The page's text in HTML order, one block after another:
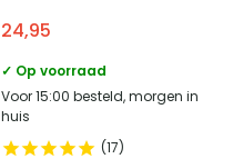
24,95
✓ Op voorraad
Voor 15:00 besteld, morgen in
huis
17